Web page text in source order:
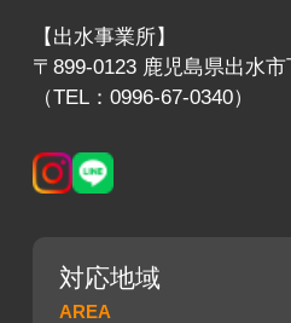
【出水事業所】
〒899-0123 鹿児島県出水
（TEL：0996-67-0340）
対応地域
AREA